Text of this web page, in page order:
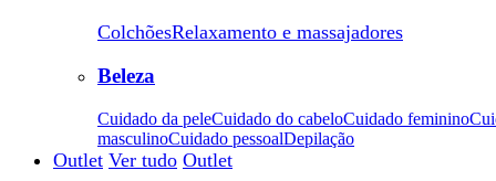
ColchõesRelaxamento e massajadores
Beleza
Cuidado da peleCuidado do cabeloCuidado feminino
masculinoCuidado pessoalDepilação
Outlet Ver tudo Outlet